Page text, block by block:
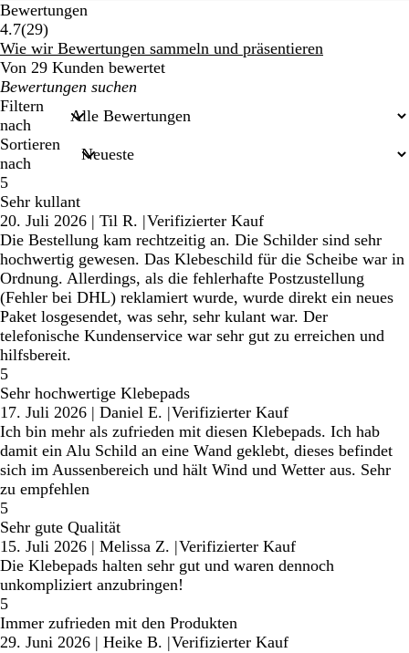
Bewertungen
4.7(2929
Bewertungen
)
Wie wir Bewertungen sammeln und präsentieren
Von 29 Kunden bewertet
Meine
Sucheingaben
Filtern
nach
Sortieren
nach
5
Sehr kullant
20. Juli 2026 | Til R. |Verifizierter Kauf
Die Bestellung kam rechtzeitig an. Die Schilder sind sehr
hochwertig gewesen. Das Klebeschild für die Scheibe war in
Ordnung. Allerdings, als die fehlerhafte Postzustellung
(Fehler bei DHL) reklamiert wurde, wurde direkt ein neues
Paket losgesendet, was sehr, sehr kulant war. Der
telefonische Kundenservice war sehr gut zu erreichen und
hilfsbereit.
5
Sehr hochwertige Klebepads
17. Juli 2026 | Daniel E. |Verifizierter Kauf
Ich bin mehr als zufrieden mit diesen Klebepads. Ich hab
damit ein Alu Schild an eine Wand geklebt, dieses befindet
sich im Aussenbereich und hält Wind und Wetter aus. Sehr
zu empfehlen
5
Sehr gute Qualität
15. Juli 2026 | Melissa Z. |Verifizierter Kauf
Die Klebepads halten sehr gut und waren dennoch
unkompliziert anzubringen!
5
Immer zufrieden mit den Produkten
29. Juni 2026 | Heike B. |Verifizierter Kauf